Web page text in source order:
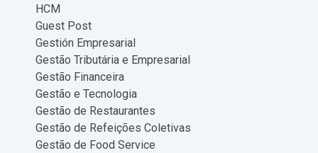
HCM
Guest Post
Gestión Empresarial
Gestão Tributária e Empresarial
Gestão Financeira
Gestão e Tecnologia
Gestão de Restaurantes
Gestão de Refeições Coletivas
Gestão de Food Service